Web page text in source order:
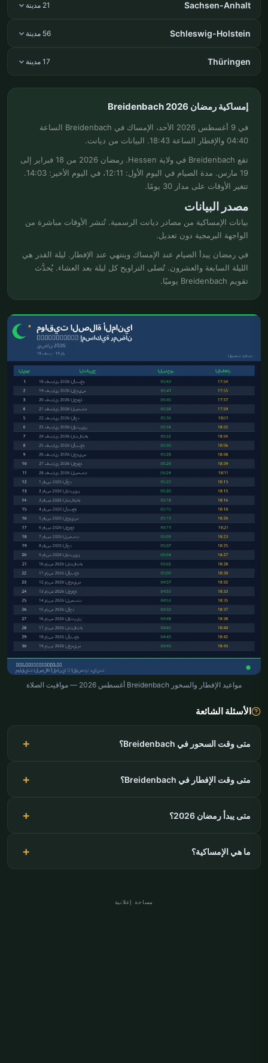
Sachsen-Anhalt 21 مدينة
Schleswig-Holstein 56 مدينة
Thüringen 17 مدينة
إمساكية رمضان Breidenbach 2026
في 9 أغسطس 2026 الأحد، الإمساك في Breidenbach الساعة
04:40 والإفطار الساعة 18:43. البيانات من ديانت.
تقع Breidenbach في ولاية Hessen. رمضان 2026 من 18 فبراير إلى
19 مارس. مدة الصيام في اليوم الأول: 12:11، في اليوم الأخير: 14:03.
تتغير الأوقات على مدار 30 يومًا.
مصدر البيانات
بيانات الإمساكية من مصادر ديانت الرسمية. تُنشر الأوقات مباشرة من
الواجهة البرمجية دون تعديل.
في رمضان يبدأ الصيام عند الإمساك وينتهي عند الإفطار. ليلة القدر هي
الليلة السابعة والعشرون. تُصلى التراويح كل ليلة بعد العشاء. يُحدَّث
تقويم Breidenbach يوميًا.
مواعيد الإفطار والسحور Breidenbach أغسطس 2026 — مواقيت الصلاة
الأسئلة الشائعة
متى وقت السحور في Breidenbach؟
متى وقت الإفطار في Breidenbach؟
متى يبدأ رمضان 2026؟
ما هي الإمساكية؟
مساحة إعلانية